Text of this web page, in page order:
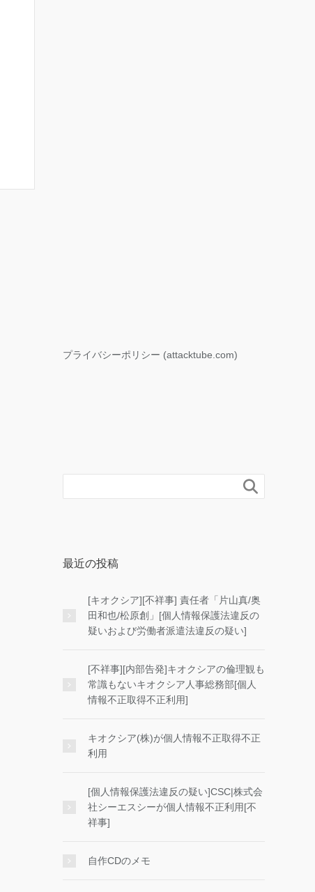
プライバシーポリシー (attacktube.com)

最近の投稿
[キオクシア][不祥事] 責任者「片山真/奥
田和也/松原創」[個人情報保護法違反の
疑いおよび労働者派遣法違反の疑い]
[不祥事][内部告発]キオクシアの倫理観も
常識もないキオクシア人事総務部[個人
情報不正取得不正利用]
キオクシア(株)が個人情報不正取得不正
利用
[個人情報保護法違反の疑い]CSC|株式会
社シーエスシーが個人情報不正利用[不
祥事]
自作CDのメモ